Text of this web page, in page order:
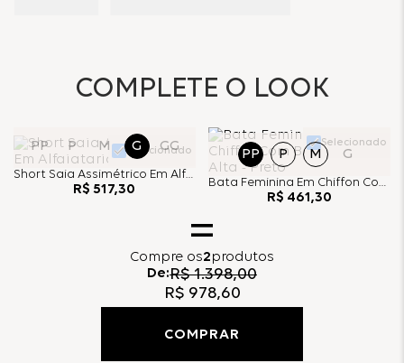
COMPLETE O LOOK
Selecionado
PP P M G GG
Short Saia Assimétrico Em Alfaiataria - Preto
R$ 517,30
Selecionado
PP P M G
Bata Feminina Em Chiffon Com Brilho E Gola Alta - Preto
R$ 461 ,30
Compre os2produtos
De:R$ 1.398,00
R$ 978,60
COMPRAR